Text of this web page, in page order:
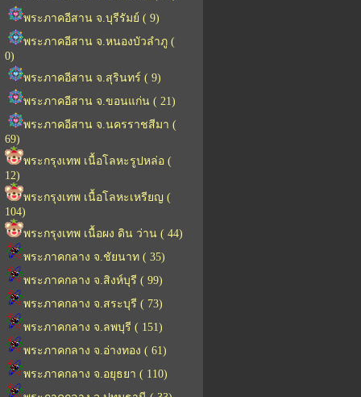
พระภาคอีสาน จ.บุรีรัมย์ ( 9)
พระภาคอีสาน จ.หนองบัวลำภู (
0)
พระภาคอีสาน จ.สุรินทร์ ( 9)
พระภาคอีสาน จ.ขอนแก่น ( 21)
พระภาคอีสาน จ.นครราชสีมา (
69)
พระกรุงเทพ เนื้อโลหะรูปหล่อ (
12)
พระกรุงเทพ เนื้อโลหะเหรียญ (
104)
พระกรุงเทพ เนื้อผง ดิน ว่าน ( 44)
พระภาคกลาง จ.ชัยนาท ( 35)
พระภาคกลาง จ.สิงห์บุรี ( 99)
พระภาคกลาง จ.สระบุรี ( 73)
พระภาคกลาง จ.ลพบุรี ( 151)
พระภาคกลาง จ.อ่างทอง ( 61)
พระภาคกลาง จ.อยุธยา ( 110)